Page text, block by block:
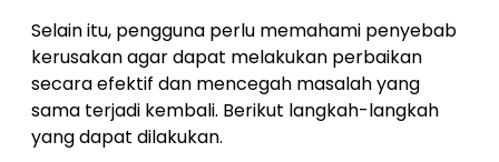
Selain itu, pengguna perlu memahami penyebab
kerusakan agar dapat melakukan perbaikan
secara efektif dan mencegah masalah yang
sama terjadi kembali. Berikut langkah-langkah
yang dapat dilakukan.